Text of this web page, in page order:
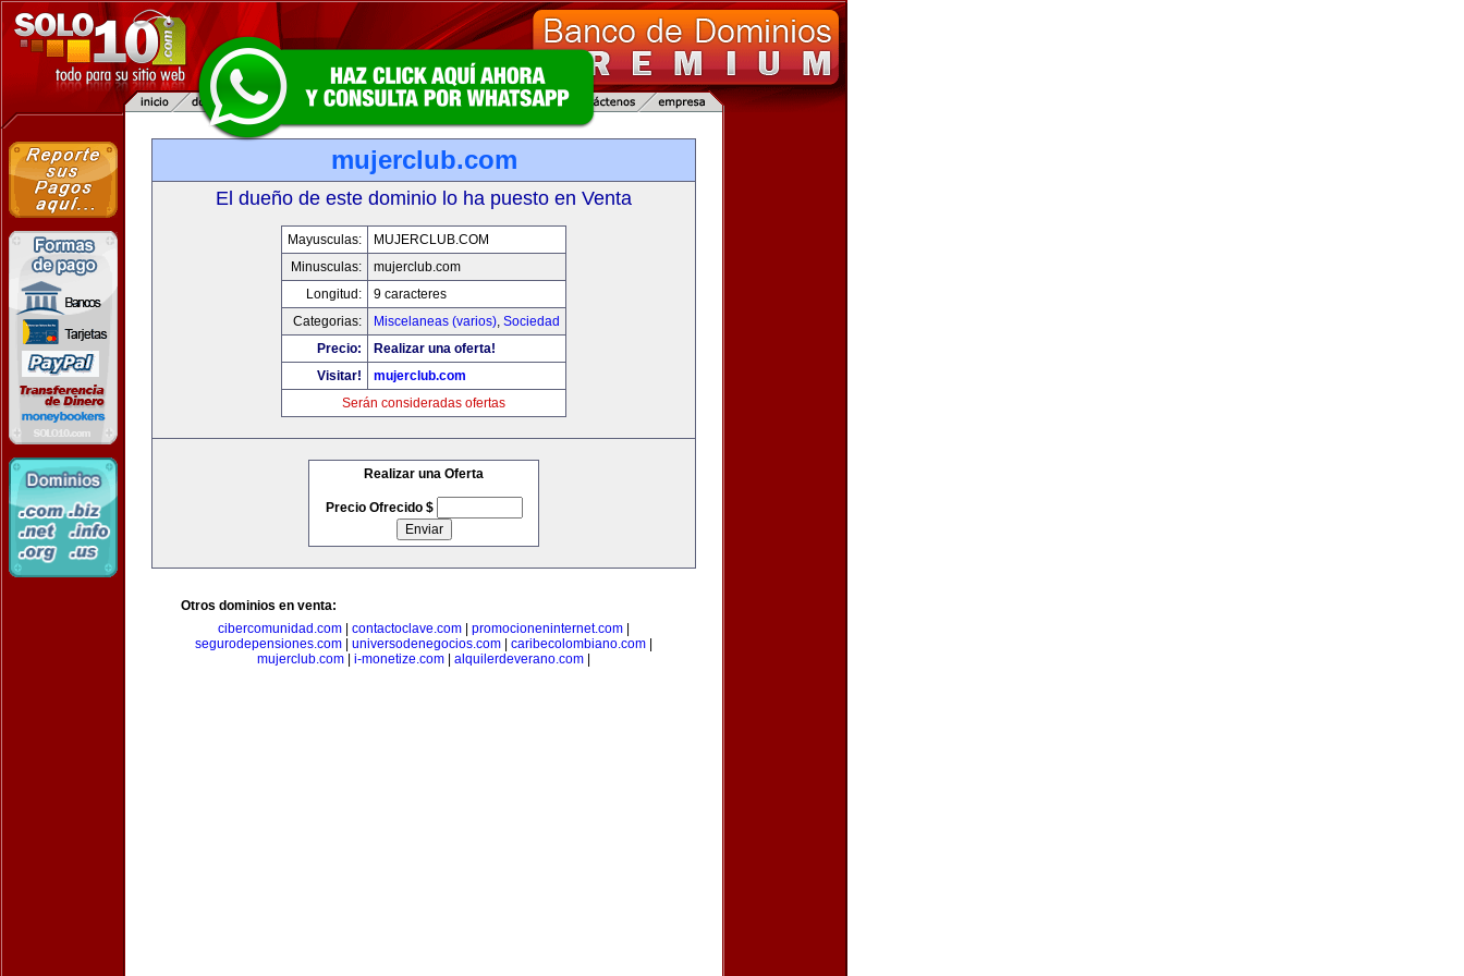
mujerclub.com
El dueño de este dominio lo ha puesto en Venta
Mayusculas:
MUJERCLUB.COM
Minusculas:
mujerclub.com
Longitud:
9 caracteres
Categorias:
Miscelaneas (varios), Sociedad
Precio:
Realizar una oferta!
Visitar!
mujerclub.com
Serán consideradas ofertas
Realizar una Oferta
Precio Ofrecido $
Otros dominios en venta:
cibercomunidad.com
contactoclave.com promocioneninternet.com
segurodepensiones.com
universodenegocios.com caribecolombiano.com
mujerclub.com
i-monetize.com alquilerdeverano.com